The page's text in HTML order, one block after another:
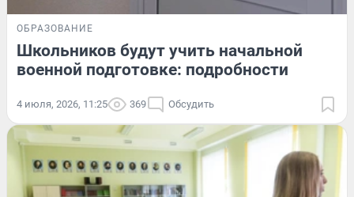
ОБРАЗОВАНИЕ
Школьников будут учить начальной
военной подготовке: подробности
4 июля, 2026, 11:25 369 Обсудить